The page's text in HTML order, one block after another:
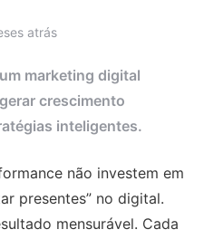
atrás
marketing digital
crescimento
inteligentes.
não investem em
presentes” no digital.
mensurável. Cada